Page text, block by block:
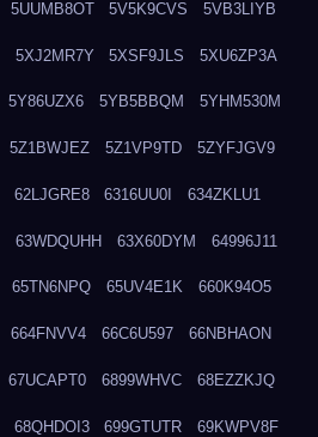
5UUMB8OT 5V5K9CVS 5VB3LIYB
5XJ2MR7Y 5XSF9JLS 5XU6ZP3A
5Y86UZX6 5YB5BBQM 5YHM530M
5Z1BWJEZ 5Z1VP9TD 5ZYFJGV9
62LJGRE8 6316UU0I 634ZKLU1
63WDQUHH 63X60DYM 64996J11
65TN6NPQ 65UV4E1K 660K94O5
664FNVV4 66C6U597 66NBHAON
67UCAPT0 6899WHVC 68EZZKJQ
68QHDOI3 699GTUTR 69KWPV8F